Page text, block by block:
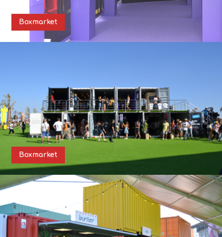
Boxmarket
Boxmarket